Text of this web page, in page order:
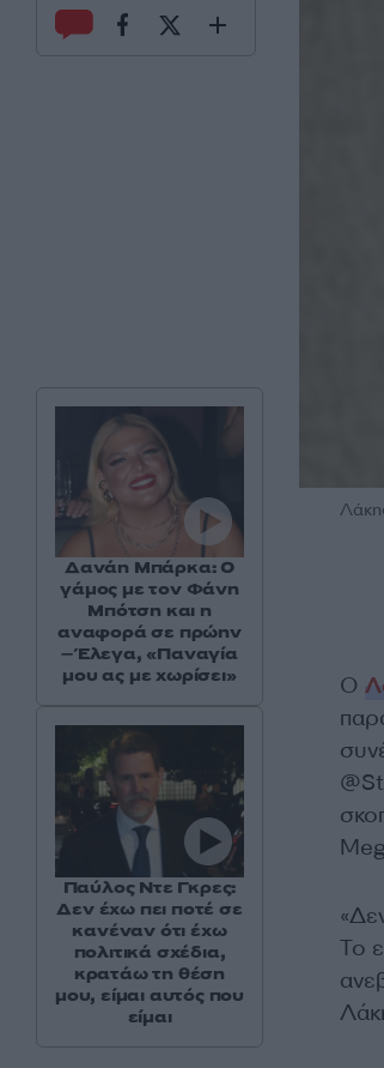
Ο
Το
Δανάη Μπάρκα: Ο
γάμος με τον Φάνη
Μπότση και η
αναφορά σε πρώην
– Έλεγα, «Παναγία
μου ας με χωρίσει»
Παύλος Ντε Γκρες:
Δεν έχω πει ποτέ σε
κανέναν ότι έχω
πολιτικά σχέδια,
κρατάω τη θέση
μου, είμαι αυτός που
είμαι